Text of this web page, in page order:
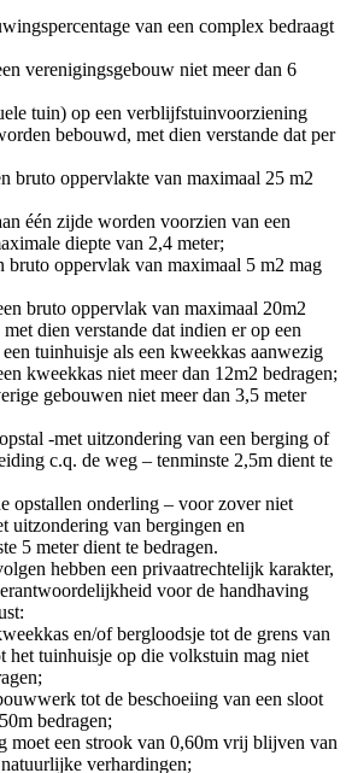
van een complex bedraagt
verenigingsgebouw niet meer dan 6
tuin) op een verblijfstuinvoorziening
bebouwd, met dien verstande dat per
bruto oppervlakte van maximaal 25 m2
één zijde worden voorzien van een
diepte van 2,4 meter;
bruto oppervlak van maximaal 5 m2 mag
bruto oppervlak van maximaal 20m2
dien verstande dat indien er op een
tuinhuisje als een kweekkas aanwezig
kweekkas niet meer dan 12m2 bedragen;
gebouwen niet meer dan 3,5 meter
-met uitzondering van een berging of
c.q. de weg – tenminste 2,5m dient te
opstallen onderling – voor zover niet
uitzondering van bergingen en
5 meter dient te bedragen.
hebben een privaatrechtelijk karakter,
voor de handhaving
en/of bergloodsje tot de grens van
het tuinhuisje op die volkstuin mag niet
tot de beschoeiing van een sloot
bedragen;
moet een strook van 0,60m vrij blijven van
verhardingen;